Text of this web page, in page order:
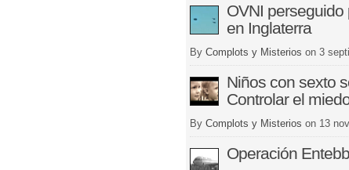
OVNI perseguido
en Inglaterra
By Complots y Misterios on 3
Niños con sexto
Controlar el
By Complots y Misterios on 13
Operación